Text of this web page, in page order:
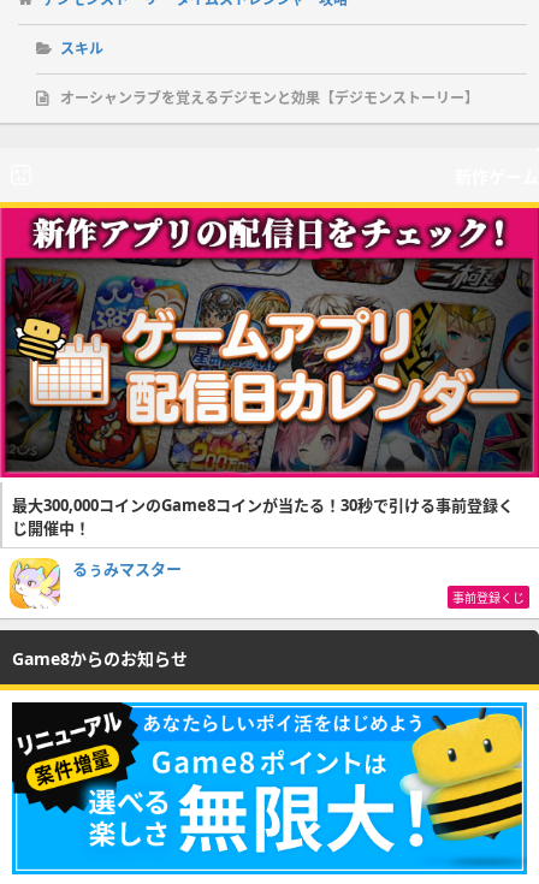
スキル
オーシャンラブを覚えるデジモンと効果【デジモンストーリー】
最大300,000コインのGame8コインが当たる！30秒で引ける事前登録く
じ開催中！
るぅみマスター
事前登録くじ
Game8からのお知らせ